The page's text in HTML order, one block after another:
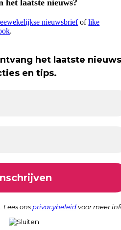
het laatste nieuws?
nieuwsbriefoflike
.
het laatste
en tips.
Lees ons privacybeleidvoor meer inf